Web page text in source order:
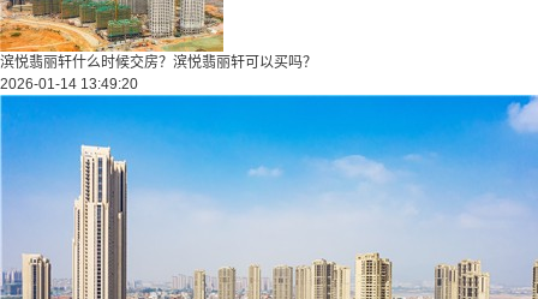
滨悦翡丽轩什么时候交房？滨悦翡丽轩可以买吗？
2026-01-14 13:49:20